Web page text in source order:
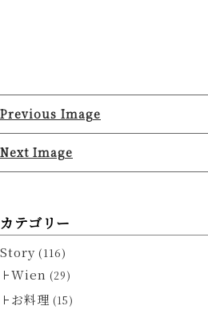
Previous Image
Next Image
カテゴリー
Story (116)
Wien (29)
お料理 (15)